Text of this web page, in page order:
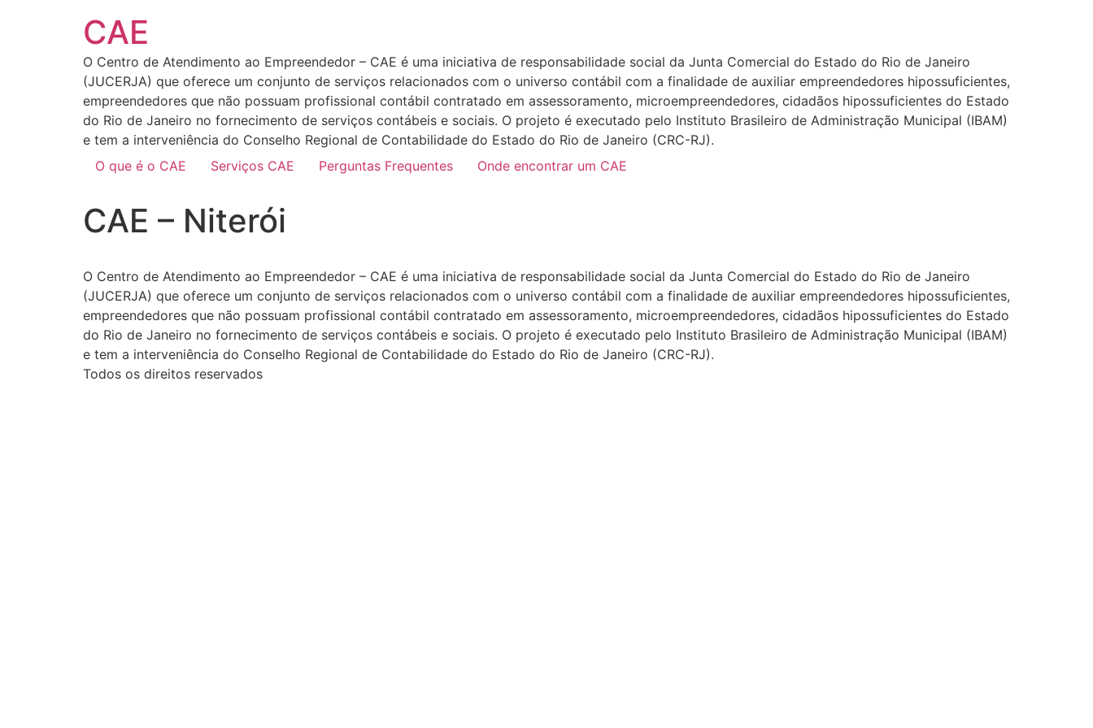
CAE
O Centro de Atendimento ao Empreendedor – CAE é uma iniciativa de responsabilidade social da Junta Comercial do Estado do Rio de Janeiro
(JUCERJA) que oferece um conjunto de serviços relacionados com o universo contábil com a finalidade de auxiliar empreendedores hipossuficientes,
empreendedores que não possuam profissional contábil contratado em assessoramento, microempreendedores, cidadãos hipossuficientes do Estado
do Rio de Janeiro no fornecimento de serviços contábeis e sociais. O projeto é executado pelo Instituto Brasileiro de Administração Municipal (IBAM)
e tem a interveniência do Conselho Regional de Contabilidade do Estado do Rio de Janeiro (CRC-RJ).
O que é o CAE
Serviços CAE Perguntas Frequentes Onde encontrar um CAE
CAE – Niterói
O Centro de Atendimento ao Empreendedor – CAE é uma iniciativa de responsabilidade social da Junta Comercial do Estado do Rio de Janeiro
(JUCERJA) que oferece um conjunto de serviços relacionados com o universo contábil com a finalidade de auxiliar empreendedores hipossuficientes,
empreendedores que não possuam profissional contábil contratado em assessoramento, microempreendedores, cidadãos hipossuficientes do Estado
do Rio de Janeiro no fornecimento de serviços contábeis e sociais. O projeto é executado pelo Instituto Brasileiro de Administração Municipal (IBAM)
e tem a interveniência do Conselho Regional de Contabilidade do Estado do Rio de Janeiro (CRC-RJ).
Todos os direitos reservados